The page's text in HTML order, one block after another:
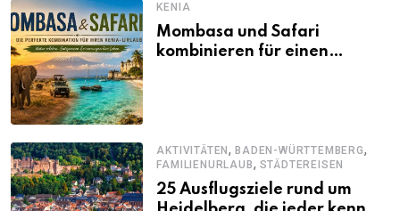
KENIA
Mombasa und Safari
kombinieren für einen
AKTIVITÄTEN,BADEN-WÜRTTEMBERG,
FAMILIENURLAUB, STÄDTEREISEN
25 Ausflugsziele rund um